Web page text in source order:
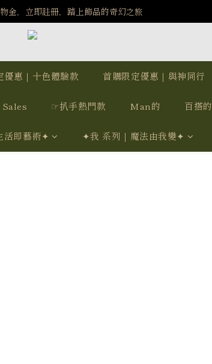
松正式開跑：烏爾風華套組優惠價$5140
金，立即註冊，踏上飾品的奇幻之旅
松正式開跑：烏爾風華套組優惠價$5140
優惠｜十色體驗款 首購限定優惠｜與神同行
☞扒手熱門款 Man的 百搭的
活即藝術✦ ✦我 系列｜魔法由我變✦